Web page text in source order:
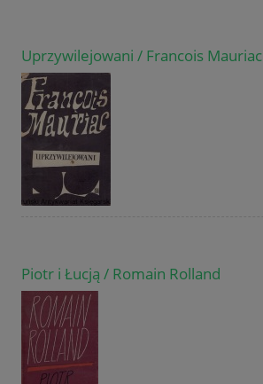
Uprzywilejowani / Francois Mauriac
Piotr i Łucją / Romain Rolland